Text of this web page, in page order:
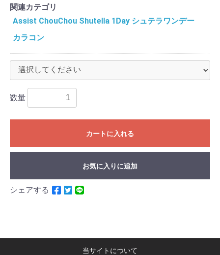
関連カテゴリ
Assist ChouChou Shutella 1Day シュテラワンデー
カラコン
数量
カートに入れる
お気に入りに追加
シェアする
当サイトについて